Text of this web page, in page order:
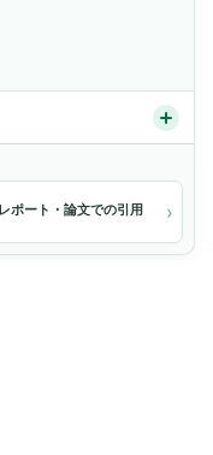
レポート・論文での引用 ›